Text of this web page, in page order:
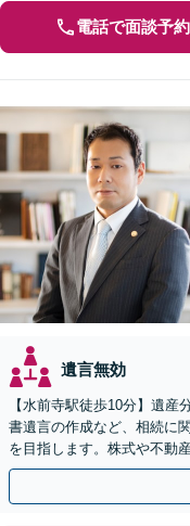
電話で面談予約
遺言無効
【水前寺駅徒歩10分】遺
書遺言の作成など、相続に
を目指します。株式や不動
さい。【休日・夜間予約相